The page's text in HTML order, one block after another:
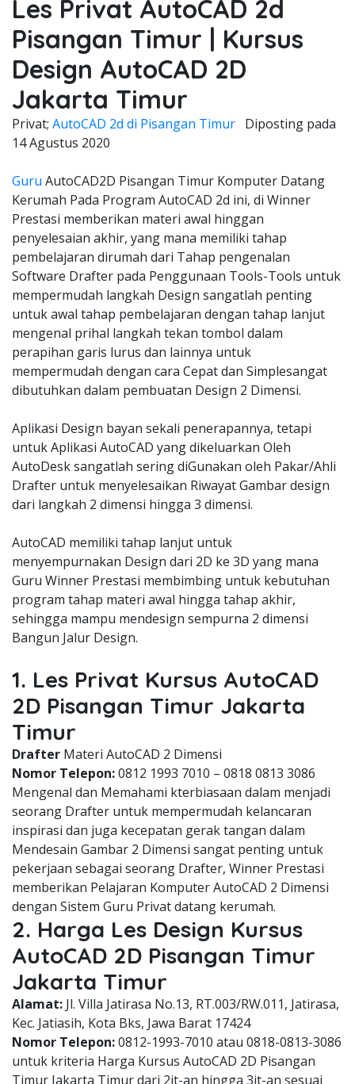
Les Privat AutoCAD 2d
Pisangan Timur | Kursus
Design AutoCAD 2D
Jakarta Timur
Privat; AutoCAD 2d di Pisangan Timur Diposting pada
14 Agustus 2020
Guru AutoCAD2D Pisangan Timur Komputer Datang
Kerumah Pada Program AutoCAD 2d ini, di Winner
Prestasi memberikan materi awal hinggan
penyelesaian akhir, yang mana memiliki tahap
pembelajaran dirumah dari Tahap pengenalan
Software Drafter pada Penggunaan Tools-Tools untuk
mempermudah langkah Design sangatlah penting
untuk awal tahap pembelajaran dengan tahap lanjut
mengenal prihal langkah tekan tombol dalam
perapihan garis lurus dan lainnya untuk
mempermudah dengan cara Cepat dan Simplesangat
dibutuhkan dalam pembuatan Design 2 Dimensi.
Aplikasi Design bayan sekali penerapannya, tetapi
untuk Aplikasi AutoCAD yang dikeluarkan Oleh
AutoDesk sangatlah sering diGunakan oleh Pakar/Ahli
Drafter untuk menyelesaikan Riwayat Gambar design
dari langkah 2 dimensi hingga 3 dimensi.
AutoCAD memiliki tahap lanjut untuk
menyempurnakan Design dari 2D ke 3D yang mana
Guru Winner Prestasi membimbing untuk kebutuhan
program tahap materi awal hingga tahap akhir,
sehingga mampu mendesign sempurna 2 dimensi
Bangun Jalur Design.
1. Les Privat Kursus AutoCAD
2D Pisangan Timur Jakarta
Timur
Drafter Materi AutoCAD 2 Dimensi
Nomor Telepon:0812 1993 7010 – 0818 0813 3086
Mengenal dan Memahami kterbiasaan dalam menjadi
seorang Drafter untuk mempermudah kelancaran
inspirasi dan juga kecepatan gerak tangan dalam
Mendesain Gambar 2 Dimensi sangat penting untuk
pekerjaan sebagai seorang Drafter, Winner Prestasi
memberikan Pelajaran Komputer AutoCAD 2 Dimensi
dengan Sistem Guru Privat datang kerumah.
2. Harga Les Design Kursus
AutoCAD 2D Pisangan Timur
Jakarta Timur
Alamat: Jl. Villa Jatirasa No.13, RT.003/RW.011, Jatirasa,
Kec. Jatiasih, Kota Bks, Jawa Barat 17424
Nomor Telepon:0812-1993-7010 atau 0818-0813-3086
untuk kriteria Harga Kursus AutoCAD 2D Pisangan
Timur Jakarta Timur dari 2jt-an hingga 3jt-an sesuai